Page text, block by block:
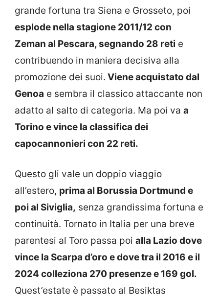
grande fortuna tra Siena e Grosseto, poi
esplode nella stagione 2011/12 con
Zeman al Pescara, segnando 28 reti e
contribuendo in maniera decisiva alla
promozione dei suoi. Viene acquistato dal
Genoa e sembra il classico attaccante non
adatto al salto di categoria. Ma poi va a
Torino e vince la classifica dei
capocannonieri con 22 reti.
Questo gli vale un doppio viaggio
all’estero, prima al Borussia Dortmund e
poi al Siviglia, senza grandissima fortuna e
continuità. Tornato in Italia per una breve
parentesi al Toro passa poi alla Lazio dove
vince la Scarpa d’oro e dove tra il 2016 e il
2024 colleziona 270 presenze e 169 gol.
Quest’estate è passato al Besiktas